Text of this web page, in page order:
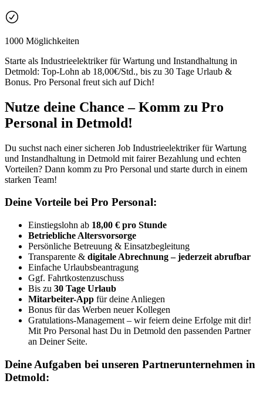
1000 Möglichkeiten
Starte als Industrieelektriker für Wartung und Instandhaltung in
Detmold: Top-Lohn ab 18,00€/Std., bis zu 30 Tage Urlaub &
Bonus. Pro Personal freut sich auf Dich!
Nutze deine Chance – Komm zu Pro
Personal in Detmold!
Du suchst nach einer sicheren Job Industrieelektriker für Wartung
und Instandhaltung in Detmold mit fairer Bezahlung und echten
Vorteilen? Dann komm zu Pro Personal und starte durch in einem
starken Team!
Deine Vorteile bei Pro Personal:
Einstiegslohn ab 18,00 € pro Stunde
Betriebliche Altersvorsorge
Persönliche Betreuung & Einsatzbegleitung
Transparente & digitale Abrechnung – jederzeit abrufbar
Einfache Urlaubsbeantragung
Ggf. Fahrtkostenzuschuss
Bis zu 30 Tage Urlaub
Mitarbeiter-App für deine Anliegen
Bonus für das Werben neuer Kollegen
Gratulations-Management – wir feiern deine Erfolge mit dir!
Mit Pro Personal hast Du in Detmold den passenden Partner
an Deiner Seite.
Deine Aufgaben bei unseren Partnerunternehmen in
Detmold: